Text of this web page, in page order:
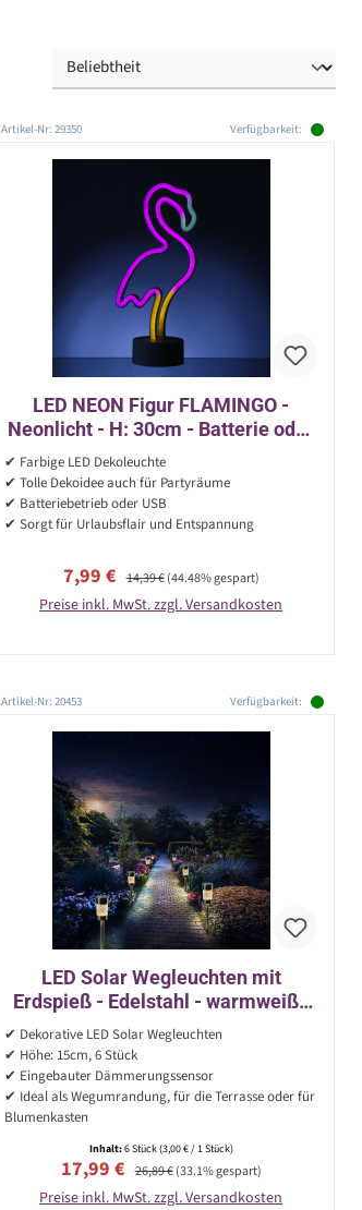
Artikel-Nr: 29350 Verfügbarkeit:
LED NEON Figur FLAMINGO -
Neonlicht - H: 30cm - Batterie oder
USB Betrieb - stehend - pink/gelb
✔ Farbige LED Dekoleuchte
✔ Tolle Dekoidee auch für Partyräume
✔ Batteriebetrieb oder USB
✔ Sorgt für Urlaubsflair und Entspannung
Verkaufspreis:
7,99 € Regulärer Preis:
14,39 € (44.48% gespart)
Preise inkl. MwSt. zzgl. Versandkosten
Artikel-Nr: 20453 Verfügbarkeit:
LED Solar Wegleuchten mit
Erdspieß - Edelstahl - warmweiße
✔ Dekorative LED Solar Wegleuchten
✔ Höhe: 15cm, 6 Stück
✔ Eingebauter Dämmerungssensor
✔ Ideal als Wegumrandung, für die Terrasse oder für
Blumenkasten
Inhalt:6 Stück(3,00 € / 1 Stück)
Verkaufspreis:
17,99 € Regulärer Preis:
26,89 € (33.1% gespart)
Preise inkl. MwSt. zzgl. Versandkosten